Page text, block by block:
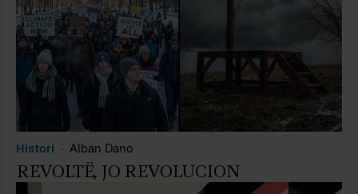
Histori Alban Dano
REVOLTË, JO REVOLUCION